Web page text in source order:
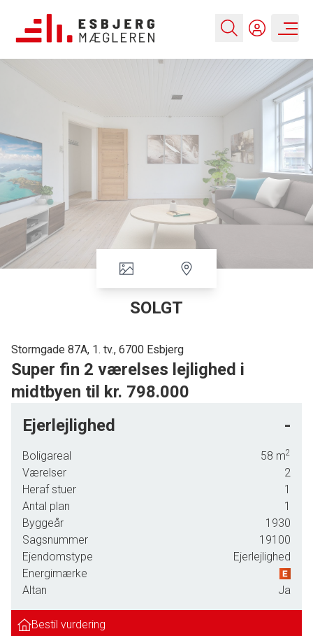
SOLGT
Stormgade 87A, 1. tv., 6700 Esbjerg
Super fin 2 værelses lejlighed i
midtbyen til kr. 798.000
stor altan.
Taget er på hele ejendommen skiftet i 2018.
Denne hyggelige lejlighed indeholder følgende:
Entre. Dejlig indretningsvenlig stue med trægulv. Fint køkken. Badeværelse
med bruseniche samt lyse klinker. Soveværelse med skydelågsskabe fra
gulv til loft, trægulv, samt udgang til altan.
samt cykelskur på 2 m2.
Ejerlejlighed -
Boligareal 58 m2
Værelser
2
Heraf stuer
1
Antal plan
1
Byggeår
1930
Sagsnummer
19100
Ejendomstype
Ejerlejlighed
Energimærke
Altan
Ja
Bestil vurdering